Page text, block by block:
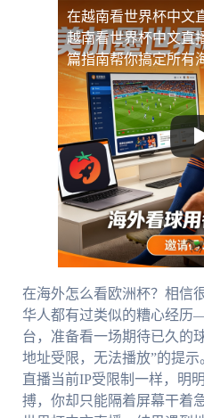
在越南看世界杯中文
越南看世界杯中文直
篇指南帮你搞定所有
在海外怎么看欧洲杯？相信
华人都有过类似的糟心经
台，准备看一场期待已久的
地址受限，无法播放”的提
直播当前IP受限制一样，明
搏，你却只能隔着屏幕干着